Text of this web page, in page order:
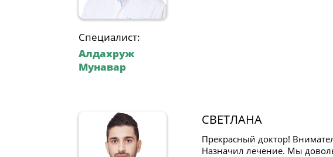
Специалист:
Алдахруж
Мунавар
СВЕТЛАНА
Прекрасный доктор!
Назначил лечение. Мы